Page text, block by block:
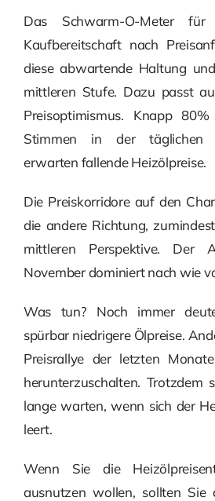
Das Schwarm-O-Meter
Kaufbereitschaft nach
diese abwartende Haltung
mittleren Stufe. Dazu passt
Preisoptimismus. Knapp
Stimmen in der täglichen
erwarten fallende Heizölpreise.
Die Preiskorridore auf den
die andere Richtung,
mittleren Perspektive. Der
November dominiert nach wie
Was tun? Noch immer
spürbar niedrigere Ölpreise.
Preisrallye der letzten
herunterzuschalten. Trotzdem
lange warten, wenn sich der
leert.
Wenn Sie die
ausnutzen wollen, sollten Sie